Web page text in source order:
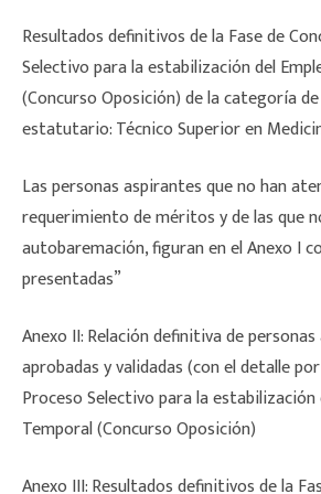
Resultados definitivos de la Fase de
Selectivo para la estabilización del
(Concurso Oposición) de la categoría
estatutario: Técnico Superior en
Las personas aspirantes que no han
requerimiento de méritos y de las que
autobaremación, figuran en el Anexo I
presentadas”
Anexo II: Relación definitiva de
aprobadas y validadas (con el detalle
Proceso Selectivo para la estabilización
Temporal (Concurso Oposición)
Anexo III: Resultados definitivos de la